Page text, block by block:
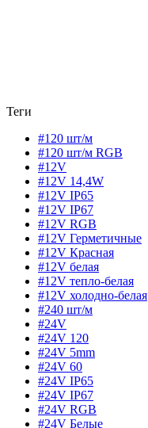
Теги
#120 шт/м
#120 шт/м RGB
#12V
#12V 14,4W
#12V IP65
#12V IP67
#12V RGB
#12V Герметичные
#12V Красная
#12V белая
#12V тепло-белая
#12V холодно-белая
#240 шт/м
#24V
#24V 120
#24V 5mm
#24V 60
#24V IP65
#24V IP67
#24V RGB
#24V Белые